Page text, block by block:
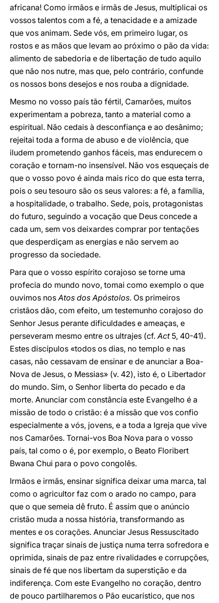
africana! Como irmãos e irmãs de Jesus, multiplicai os
vossos talentos com a fé, a tenacidade e a amizade
que vos animam. Sede vós, em primeiro lugar, os
rostos e as mãos que levam ao próximo o pão da vida:
alimento de sabedoria e de libertação de tudo aquilo
que não nos nutre, mas que, pelo contrário, confunde
os nossos bons desejos e nos rouba a dignidade.
Mesmo no vosso país tão fértil, Camarões, muitos
experimentam a pobreza, tanto a material como a
espiritual. Não cedais à desconfiança e ao desânimo;
rejeitai toda a forma de abuso e de violência, que
iludem prometendo ganhos fáceis, mas endurecem o
coração e tornam-no insensível. Não vos esqueçais de
que o vosso povo é ainda mais rico do que esta terra,
pois o seu tesouro são os seus valores: a fé, a família,
a hospitalidade, o trabalho. Sede, pois, protagonistas
do futuro, seguindo a vocação que Deus concede a
cada um, sem vos deixardes comprar por tentações
que desperdiçam as energias e não servem ao
progresso da sociedade.
Para que o vosso espírito corajoso se torne uma
profecia do mundo novo, tomai como exemplo o que
ouvimos nosAtos dos Apóstolos. Os primeiros
cristãos dão, com efeito, um testemunho corajoso do
Senhor Jesus perante dificuldades e ameaças, e
perseveram mesmo entre os ultrajes (cf.Act5, 40-41).
Estes discípulos «todos os dias, no templo e nas
casas, não cessavam de ensinar e de anunciar a Boa-
Nova de Jesus, o Messias» (v. 42), isto é, o Libertador
do mundo. Sim, o Senhor liberta do pecado e da
morte. Anunciar com constância este Evangelho é a
missão de todo o cristão: é a missão que vos confio
especialmente a vós, jovens, e a toda a Igreja que vive
nos Camarões. Tornai-vos Boa Nova para o vosso
país, tal como o é, por exemplo, o Beato Floribert
Bwana Chui para o povo congolês.
Irmãos e irmãs, ensinar significa deixar uma marca, tal
como o agricultor faz com o arado no campo, para
que o que semeia dê fruto. É assim que o anúncio
cristão muda a nossa história, transformando as
mentes e os corações. Anunciar Jesus Ressuscitado
significa traçar sinais de justiça numa terra sofredora e
oprimida, sinais de paz entre rivalidades e corrupções,
sinais de fé que nos libertam da superstição e da
indiferença. Com este Evangelho no coração, dentro
de pouco partilharemos o Pão eucarístico, que nos